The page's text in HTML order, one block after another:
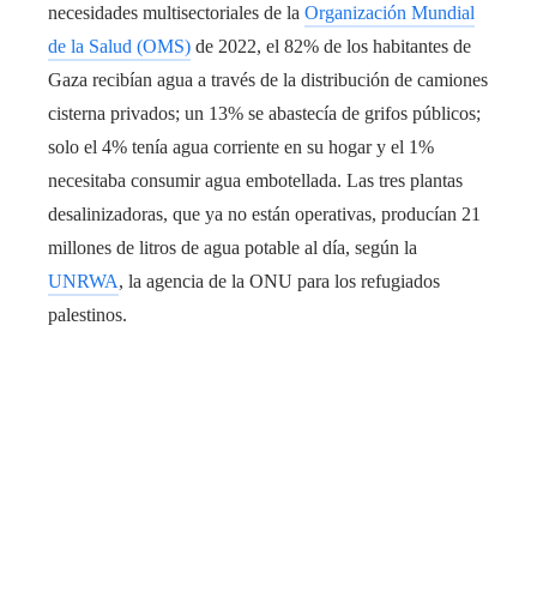
necesidades multisectoriales de la Organización Mundial
de la Salud (OMS) de 2022, el 82% de los habitantes de
Gaza recibían agua a través de la distribución de camiones
cisterna privados; un 13% se abastecía de grifos públicos;
solo el 4% tenía agua corriente en su hogar y el 1%
necesitaba consumir agua embotellada. Las tres plantas
desalinizadoras, que ya no están operativas, producían 21
millones de litros de agua potable al día, según la
UNRWA, la agencia de la ONU para los refugiados
palestinos.